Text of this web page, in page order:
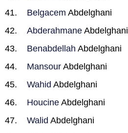
Belgacem Abdelghani
Abderahmane Abdelghani
Benabdellah Abdelghani
Mansour Abdelghani
Wahid Abdelghani
Houcine Abdelghani
Walid Abdelghani